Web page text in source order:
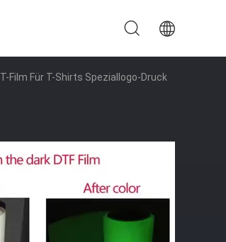
Für T-Shirts Speziallogo-Druck